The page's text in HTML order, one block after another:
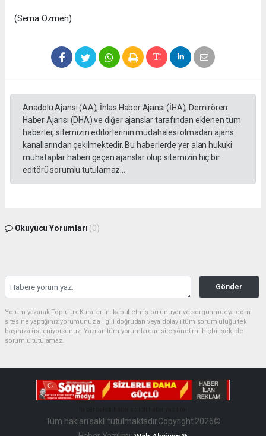
(Sema Özmen)
Anadolu Ajansı (AA), İhlas Haber Ajansı (İHA), Demirören
Haber Ajansı (DHA) ve diğer ajanslar tarafından eklenen tüm
haberler, sitemizin editörlerinin müdahalesi olmadan ajans
kanallarından çekilmektedir. Bu haberlerde yer alan hukuki
muhataplar haberi geçen ajanslar olup sitemizin hiç bir
editörü sorumlu tutulamaz...
Okuyucu Yorumları (0)
Gönder
Yorum yazarak Topluluk Kuralları’nı kabul etmiş bulunuyor ve sorgunmedya.com
sitesine yaptığınız yorumunuzla ilgili doğrudan veya dolaylı tüm sorumluluğu tek
başınıza üstleniyorsunuz. Yazılan tüm yorumlardan site yönetimi hiçbir şekilde
sorumlu tutulamaz.
Tüm hakları saklı tutulmaktadır.Copyright 2026©